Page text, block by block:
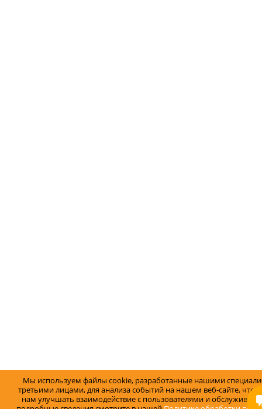
Мы используем файлы cookie, разработанные нашими
третьими лицами, для анализа событий на нашем веб-сайте, что
нам улучшать взаимодействие с пользователями и